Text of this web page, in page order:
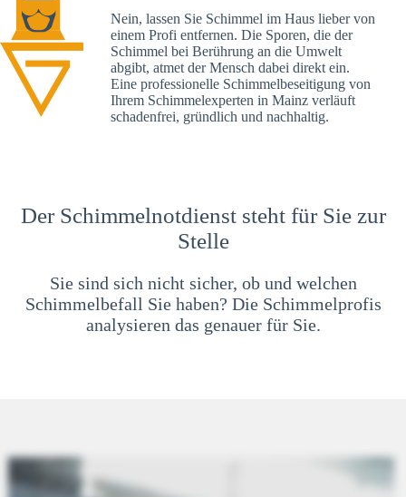
Nein, lassen Sie Schimmel im Haus lieber von
einem Profi entfernen. Die Sporen, die der
Schimmel bei Berührung an die Umwelt
abgibt, atmet der Mensch dabei direkt ein.
Eine professionelle Schimmelbeseitigung von
Ihrem Schimmelexperten in Mainz verläuft
schadenfrei, gründlich und nachhaltig.
Der Schimmelnotdienst steht für Sie zur
Stelle
Sie sind sich nicht sicher, ob und welchen
Schimmelbefall Sie haben? Die Schimmelprofis
analysieren das genauer für Sie.